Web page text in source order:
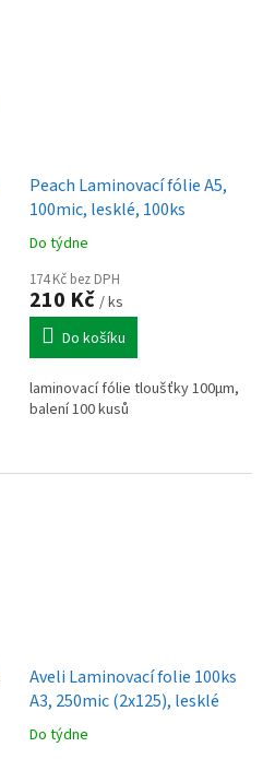
Peach Laminovací fólie A5,
100mic, lesklé, 100ks
Do týdne
174 Kč bez DPH
210 Kč / ks
Do košíku
laminovací fólie tloušťky 100µm,
balení 100 kusů
Aveli Laminovací folie 100ks
A3, 250mic (2x125), lesklé
Do týdne